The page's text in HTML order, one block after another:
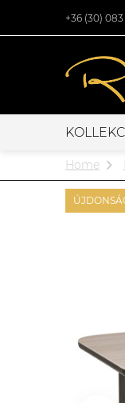
+36 (30)
Home